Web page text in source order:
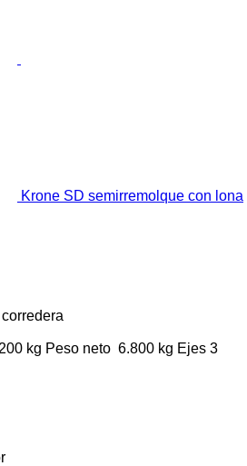
Krone SD semirremolque con lona
kg Peso neto 6.800 kg Ejes 3